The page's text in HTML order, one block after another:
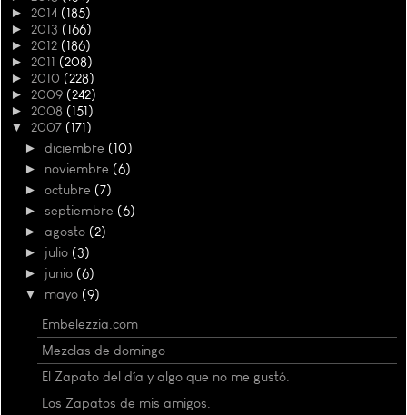
► 2014 (185)
► 2013 (166)
► 2012 (186)
► 2011 (208)
► 2010 (228)
► 2009 (242)
► 2008 (151)
▼ 2007 (171)
► diciembre (10)
► noviembre (6)
► octubre (7)
► septiembre (6)
► agosto (2)
► julio (3)
► junio (6)
▼ mayo (9)
Embelezzia.com
Mezclas de domingo
El Zapato del día y algo que no me gustó.
Los Zapatos de mis amigos.